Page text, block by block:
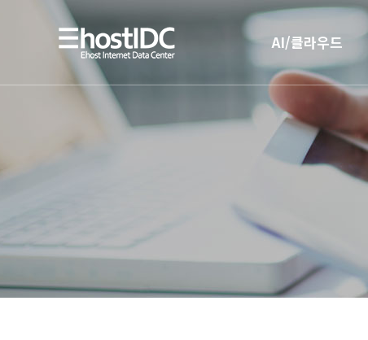
AI/클라우드
AI 인프라
AI 전용 서버호스팅